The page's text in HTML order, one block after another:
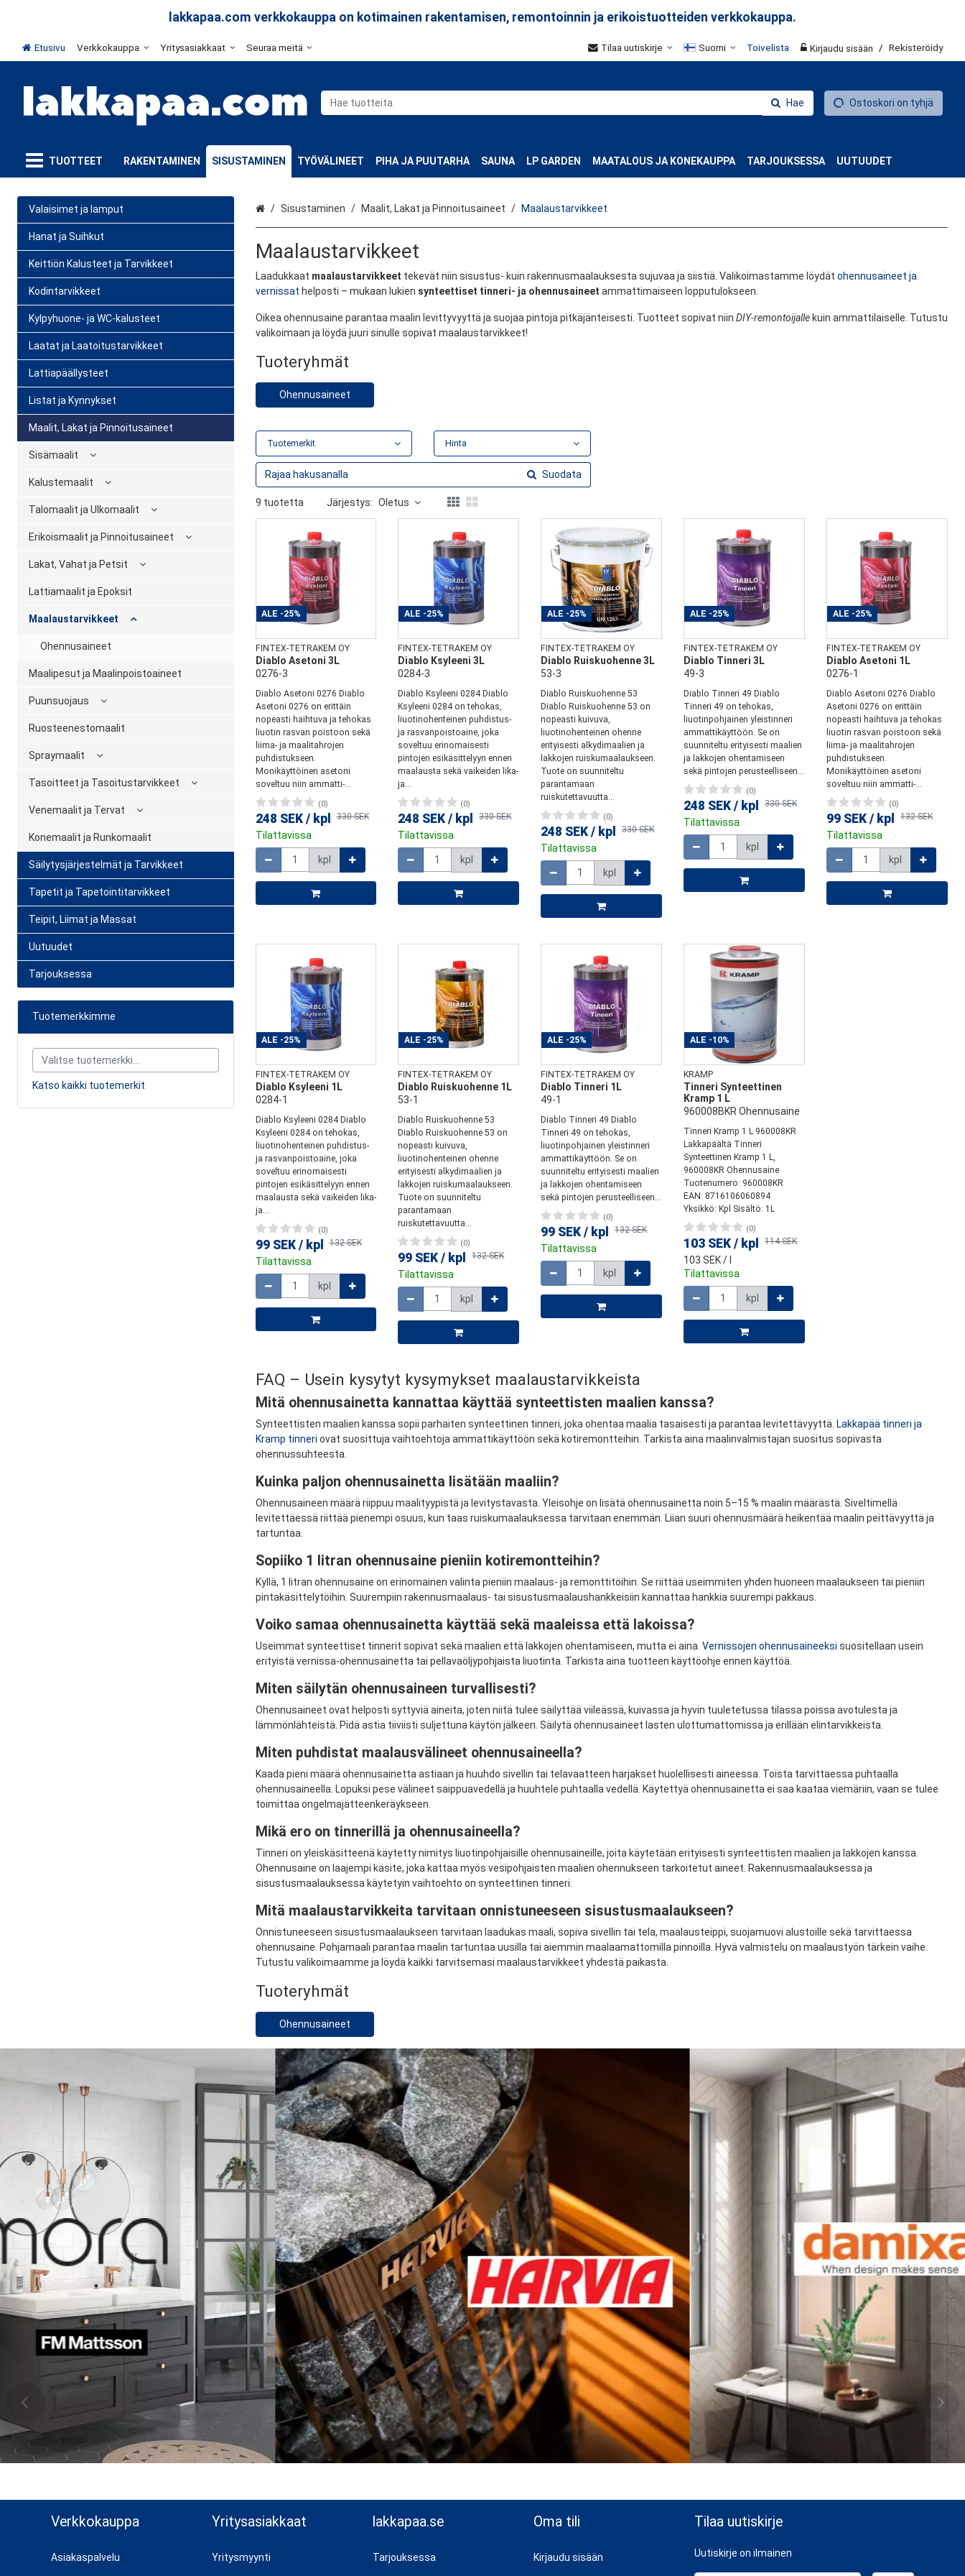
lakkapaa.com verkkokauppa on kotimainen rakentamisen, remontoinnin ja erikoistuotteiden verkkokauppa.
Etusivu Verkkokauppa Yritysasiakkaat Seuraa meitä Tilaa uutiskirje Suomi Toivelista Kirjaudu sisään / Rekisteröidy
Hae Ostoskori on tyhjä
TUOTTEET RAKENTAMINEN SISUSTAMINEN TYÖVÄLINEET PIHA JA PUUTARHA SAUNA LP GARDEN MAATALOUS JA KONEKAUPPA TARJOUKSESSA UUTUUDET
Valaisimet ja lamput
Hanat ja Suihkut
Keittiön Kalusteet ja Tarvikkeet
Kodintarvikkeet
Kylpyhuone- ja WC-kalusteet
Laatat ja Laatoitustarvikkeet
Lattiapäällysteet
Listat ja Kynnykset
Maalit, Lakat ja Pinnoitusaineet
Sisämaalit
Kalustemaalit
Talomaalit ja Ulkomaalit
Erikoismaalit ja Pinnoitusaineet
Lakat, Vahat ja Petsit
Lattiamaalit ja Epoksit
Maalaustarvikkeet
Ohennusaineet
Maalipesut ja Maalinpoistoaineet
Puunsuojaus
Ruosteenestomaalit
Spraymaalit
Tasoitteet ja Tasoitustarvikkeet
Venemaalit ja Tervat
Konemaalit ja Runkomaalit
Säilytysjärjestelmät ja Tarvikkeet
Tapetit ja Tapetointitarvikkeet
Teipit, Liimat ja Massat
Uutuudet
Tarjouksessa
Tuotemerkkimme
Katso kaikki tuotemerkit
EtusivuSisustaminen Maalit, Lakat ja Pinnoitusaineet Maalaustarvikkeet
Maalaustarvikkeet
Laadukkaat maalaustarvikkeet tekevät niin sisustus- kuin rakennusmaalauksesta sujuvaa ja siistiä. Valikoimastamme löydät ohennusaineet ja
vernissat helposti – mukaan lukien synteettiset tinneri- ja ohennusaineet ammattimaiseen lopputulokseen.
Oikea ohennusaine parantaa maalin levittyvyyttä ja suojaa pintoja pitkäjänteisesti. Tuotteet sopivat niin DIY-remontoijallekuin ammattilaiselle. Tutustu
valikoimaan ja löydä juuri sinulle sopivat maalaustarvikkeet!
Tuoteryhmät
Ohennusaineet
ALE -25%
FINTEX-TETRAKEM OY
Diablo Asetoni 3L
0276-3
Diablo Asetoni 0276 Diablo
Asetoni 0276 on erittäin
nopeasti haihtuva ja tehokas
liuotin rasvan poistoon sekä
liima- ja maalitahrojen
puhdistukseen.
Monikäyttöinen asetoni
soveltuu niin ammatti-...
(0)
248 SEK / kpl 330 SEK
Tilattavissa
Määrä
kpl
ALE -25%
FINTEX-TETRAKEM OY
Diablo Ksyleeni 3L
0284-3
Diablo Ksyleeni 0284 Diablo
Ksyleeni 0284 on tehokas,
liuotinohenteinen puhdistus-
ja rasvanpoistoaine, joka
soveltuu erinomaisesti
pintojen esikäsittelyyn ennen
maalausta sekä vaikeiden lika-
ja...
(0)
248 SEK / kpl 330 SEK
Tilattavissa
Määrä
kpl
ALE -25%
FINTEX-TETRAKEM OY
Diablo Ruiskuohenne 3L
53-3
Diablo Ruiskuohenne 53
Diablo Ruiskuohenne 53 on
nopeasti kuivuva,
liuotinohenteinen ohenne
erityisesti alkydimaalien ja
lakkojen ruiskumaalaukseen.
Tuote on suunniteltu
parantamaan
ruiskutettavuutta...
(0)
248 SEK / kpl 330 SEK
Tilattavissa
Määrä
kpl
ALE -25%
FINTEX-TETRAKEM OY
Diablo Tinneri 3L
49-3
Diablo Tinneri 49 Diablo
Tinneri 49 on tehokas,
liuotinpohjainen yleistinneri
ammattikäyttöön. Se on
suunniteltu erityisesti maalien
ja lakkojen ohentamiseen
sekä pintojen perusteelliseen...
(0)
248 SEK / kpl 330 SEK
Tilattavissa
Määrä
kpl
ALE -25%
FINTEX-TETRAKEM OY
Diablo Asetoni 1L
0276-1
Diablo Asetoni 0276 Diablo
Asetoni 0276 on erittäin
nopeasti haihtuva ja tehokas
liuotin rasvan poistoon sekä
liima- ja maalitahrojen
puhdistukseen.
Monikäyttöinen asetoni
soveltuu niin ammatti-...
(0)
99 SEK / kpl 132 SEK
Tilattavissa
Määrä
kpl
ALE -25%
FINTEX-TETRAKEM OY
Diablo Ksyleeni 1L
0284-1
Diablo Ksyleeni 0284 Diablo
Ksyleeni 0284 on tehokas,
liuotinohenteinen puhdistus-
ja rasvanpoistoaine, joka
soveltuu erinomaisesti
pintojen esikäsittelyyn ennen
maalausta sekä vaikeiden lika-
ja...
(0)
99 SEK / kpl 132 SEK
Tilattavissa
Määrä
kpl
ALE -25%
FINTEX-TETRAKEM OY
Diablo Ruiskuohenne 1L
53-1
Diablo Ruiskuohenne 53
Diablo Ruiskuohenne 53 on
nopeasti kuivuva,
liuotinohenteinen ohenne
erityisesti alkydimaalien ja
lakkojen ruiskumaalaukseen.
Tuote on suunniteltu
parantamaan
ruiskutettavuutta...
(0)
99 SEK / kpl 132 SEK
Tilattavissa
Määrä
kpl
ALE -25%
FINTEX-TETRAKEM OY
Diablo Tinneri 1L
49-1
Diablo Tinneri 49 Diablo
Tinneri 49 on tehokas,
liuotinpohjainen yleistinneri
ammattikäyttöön. Se on
suunniteltu erityisesti maalien
ja lakkojen ohentamiseen
sekä pintojen perusteelliseen...
(0)
99 SEK / kpl 132 SEK
Tilattavissa
Määrä
kpl
ALE -10%
KRAMP
Tinneri Synteettinen
Kramp 1 L
960008BKR Ohennusaine
Tinneri Kramp 1 L 960008KR
Lakkapäältä Tinneri
Synteettinen Kramp 1 L,
960008KR Ohennusaine
Tuotenumero: 960008KR
EAN: 8716106060894
Yksikkö: Kpl Sisältö: 1L
(0)
103 SEK / kpl 114 SEK
103 SEK/ l
Tilattavissa
Määrä
kpl
Tuotemerkit Hinta
Suodata
9 tuotetta Järjestys: Oletus
FAQ – Usein kysytyt kysymykset maalaustarvikkeista
Mitä ohennusainetta kannattaa käyttää synteettisten maalien kanssa?
Synteettisten maalien kanssa sopii parhaiten synteettinen tinneri, joka ohentaa maalia tasaisesti ja parantaa levitettävyyttä. Lakkapää tinneri ja
Kramp tinneri ovat suosittuja vaihtoehtoja ammattikäyttöön sekä kotiremontteihin. Tarkista aina maalinvalmistajan suositus sopivasta
ohennussuhteesta.
Kuinka paljon ohennusainetta lisätään maaliin?
Ohennusaineen määrä riippuu maalityypistä ja levitystavasta. Yleisohje on lisätä ohennusainetta noin 5–15 % maalin määrästä. Siveltimellä
levitettäessä riittää pienempi osuus, kun taas ruiskumaalauksessa tarvitaan enemmän. Liian suuri ohennusmäärä heikentää maalin peittävyyttä ja
tartuntaa.
Sopiiko 1 litran ohennusaine pieniin kotiremontteihin?
Kyllä, 1 litran ohennusaine on erinomainen valinta pieniin maalaus- ja remonttitöihin. Se riittää useimmiten yhden huoneen maalaukseen tai pieniin
pintakäsittelytöihin. Suurempiin rakennusmaalaus- tai sisustusmaalaushankkeisiin kannattaa hankkia suurempi pakkaus.
Voiko samaa ohennusainetta käyttää sekä maaleissa että lakoissa?
Useimmat synteettiset tinnerit sopivat sekä maalien että lakkojen ohentamiseen, mutta ei aina. Vernissojen ohennusaineeksi suositellaan usein
erityistä vernissa-ohennusainetta tai pellavaöljypohjaista liuotinta. Tarkista aina tuotteen käyttöohje ennen käyttöä.
Miten säilytän ohennusaineen turvallisesti?
Ohennusaineet ovat helposti syttyviä aineita, joten niitä tulee säilyttää viileässä, kuivassa ja hyvin tuuletetussa tilassa poissa avotulesta ja
lämmönlähteistä. Pidä astia tiiviisti suljettuna käytön jälkeen. Säilytä ohennusaineet lasten ulottumattomissa ja erillään elintarvikkeista.
Miten puhdistat maalausvälineet ohennusaineella?
Kaada pieni määrä ohennusainetta astiaan ja huuhdo sivellin tai telavaatteen harjakset huolellisesti aineessa. Toista tarvittaessa puhtaalla
ohennusaineella. Lopuksi pese välineet saippuavedellä ja huuhtele puhtaalla vedellä. Käytettyä ohennusainetta ei saa kaataa viemäriin, vaan se tulee
toimittaa ongelmajätteenkeräykseen.
Mikä ero on tinnerillä ja ohennusaineella?
Tinneri on yleiskäsitteenä käytetty nimitys liuotinpohjaisille ohennusaineille, joita käytetään erityisesti synteettisten maalien ja lakkojen kanssa.
Ohennusaine on laajempi käsite, joka kattaa myös vesipohjaisten maalien ohennukseen tarkoitetut aineet. Rakennusmaalauksessa ja
sisustusmaalauksessa käytetyin vaihtoehto on synteettinen tinneri.
Mitä maalaustarvikkeita tarvitaan onnistuneeseen sisustusmaalaukseen?
Onnistuneeseen sisustusmaalaukseen tarvitaan laadukas maali, sopiva sivellin tai tela, maalausteippi, suojamuovi alustoille sekä tarvittaessa
ohennusaine. Pohjamaali parantaa maalin tartuntaa uusilla tai aiemmin maalaamattomilla pinnoilla. Hyvä valmistelu on maalaustyön tärkein vaihe.
Tutustu valikoimaamme ja löydä kaikki tarvitsemasi maalaustarvikkeet yhdestä paikasta.
Tuoteryhmät
Ohennusaineet
Verkkokauppa
Asiakaspalvelu
Yritysasiakkaat
Yritysmyynti
lakkapaa.se
Tarjouksessa
Oma tili
Kirjaudu sisään
Tilaa uutiskirje
Uutiskirje on ilmainen